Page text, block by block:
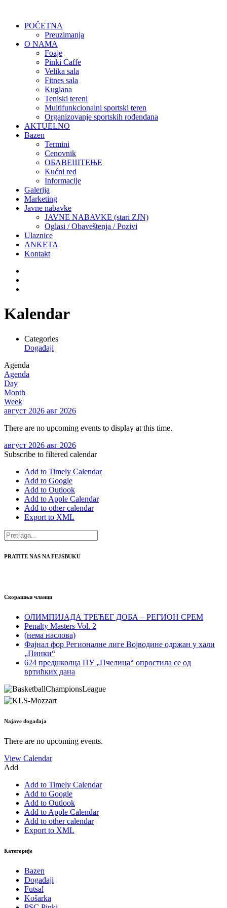
POČETNA
Preuzimanja
O NAMA
Foaje
Pinki Caffe
Velika sala
Fitnes sala
Kuglana
Teniski tereni
Multifunkcionalni sportski teren
Organizovanje sportskih rođendana
AKTUELNO
Bazen
Termini
Cenovnik
ОБАВЕШТЕЊЕ
Kućni red
Informacije
Galerija
Marketing
Javne nabavke
JAVNE NABAVKE (stari ZJN)
Oglasi / Obaveštenja / Pozivi
Ulaznice
ANKETA
Kontakt
Kalendar
Categories
Događaji
Agenda
Agenda
Day
Month
Week
август 2026 авг 2026
There are no upcoming events to display at this time.
август 2026 авг 2026
Subscribe to filtered calendar
Add to Timely Calendar
Add to Google
Add to Outlook
Add to Apple Calendar
Add to other calendar
Export to XML
PRATITE NAS NA FEJSBUKU
Скорашњи чланци
ОЛИМПИЈАДА ТРЕЋЕГ ДОБА – РЕГИОН СРЕМ
Penalty Masters Vol. 2
(нема наслова)
Фајнал фор Регионалне лиге Војводине одржан у хали
„Пинки“
624 предшколца ПУ „Пчелица“ опростила се од
вртићких дана
Najave događaja
There are no upcoming events.
View Calendar
Add
Add to Timely Calendar
Add to Google
Add to Outlook
Add to Apple Calendar
Add to other calendar
Export to XML
Категорије
Bazen
Događaji
Futsal
Košarka